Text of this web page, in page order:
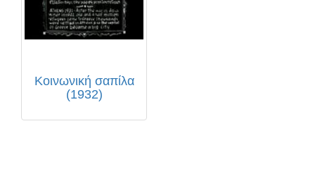
Κοινωνική σαπίλα
(1932)